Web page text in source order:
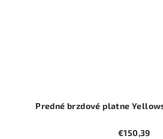
Predné brzdové platne
€150,39